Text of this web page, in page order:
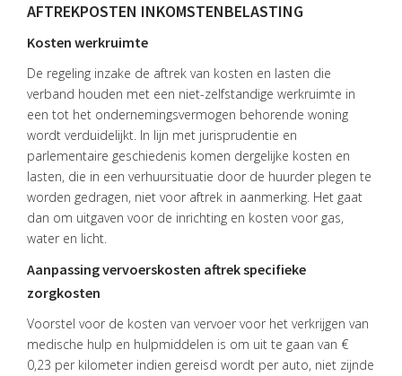
HOME
DIENSTEN
OVER
VISIE
ONS
TEAM
VACATURES
CONTACT
AFTREKPOSTEN INKOMSTENBELASTING
Kosten werkruimte
De regeling inzake de aftrek van kosten en lasten die
verband houden met een niet-zelfstandige werkruimte in
een tot het ondernemingsvermogen behorende woning
wordt verduidelijkt. In lijn met jurisprudentie en
parlementaire geschiedenis komen dergelijke kosten en
lasten, die in een verhuursituatie door de huurder plegen te
worden gedragen, niet voor aftrek in aanmerking. Het gaat
dan om uitgaven voor de inrichting en kosten voor gas,
water en licht.
Aanpassing vervoerskosten aftrek specifieke
zorgkosten
Voorstel voor de kosten van vervoer voor het verkrijgen van
medische hulp en hulpmiddelen is om uit te gaan van €
0,23 per kilometer indien gereisd wordt per auto, niet zijnde